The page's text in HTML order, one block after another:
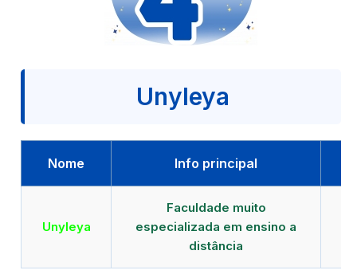
Unyleya
Nome Info principal
Unyleya
Faculdade muito
especializada em ensino a
distância